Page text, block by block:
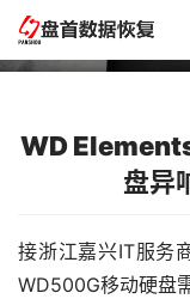
响开盘数据恢复
WD
盘异
接浙江嘉兴IT服务
WD500G移动硬盘